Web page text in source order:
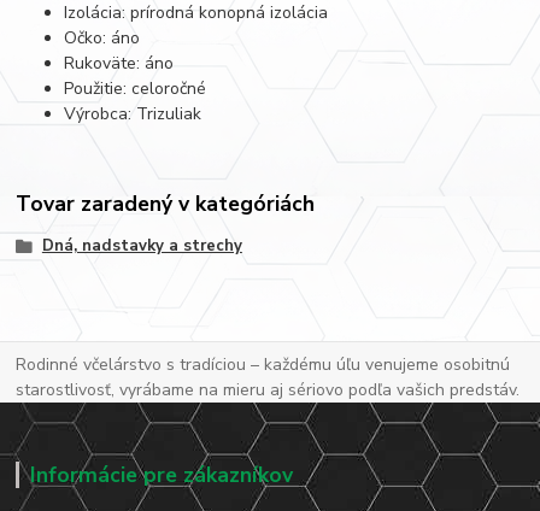
Izolácia: prírodná konopná izolácia
Očko: áno
Rukoväte: áno
Použitie: celoročné
Výrobca: Trizuliak
Tovar zaradený v kategóriách
Dná, nadstavky a strechy
Rodinné včelárstvo s tradíciou – každému úľu venujeme osobitnú
starostlivosť, vyrábame na mieru aj sériovo podľa vašich predstáv.
Informácie pre zákazníkov